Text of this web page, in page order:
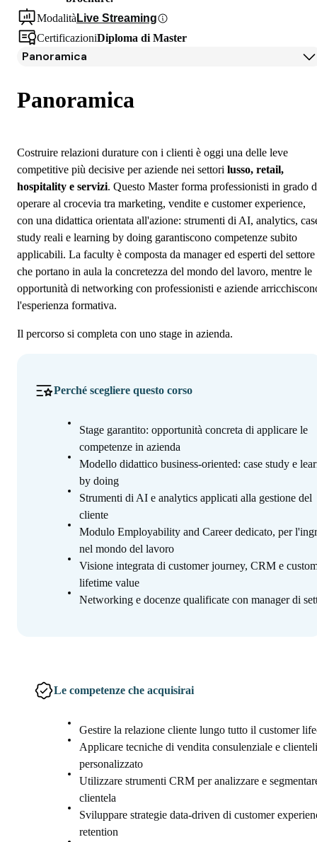
Modalità Live Streaming
CertificazioniDiploma di Master
Panoramica
Programma
Docenti
Iscrizione
Borse di studio e finanziamenti
Open Day
Domande frequenti
Panoramica
Costruire relazioni durature con i clienti è oggi una delle leve
competitive più decisive per aziende nei settori lusso, retail,
hospitality e servizi. Questo Master forma professionisti in grado
operare al crocevia tra marketing, vendite e customer experience,
con una didattica orientata all'azione: strumenti di AI, analytics,
study reali e learning by doing garantiscono competenze subito
applicabili. La faculty è composta da manager ed esperti del settore
che portano in aula la concretezza del mondo del lavoro, mentre le
opportunità di networking con professionisti e aziende
l'esperienza formativa.
Il percorso si completa con uno stage in azienda.
Perché scegliere questo corso
Stage garantito: opportunità concreta di applicare le
competenze in azienda
Modello didattico business-oriented: case study e
by doing
Strumenti di AI e analytics applicati alla gestione del
cliente
Modulo Employability and Career dedicato, per
nel mondo del lavoro
Visione integrata di customer journey, CRM e
lifetime value
Networking e docenze qualificate con manager di
Le competenze che acquisirai
Gestire la relazione cliente lungo tutto il customer
Applicare tecniche di vendita consulenziale e
personalizzato
Utilizzare strumenti CRM per analizzare e
clientela
Sviluppare strategie data-driven di customer
retention